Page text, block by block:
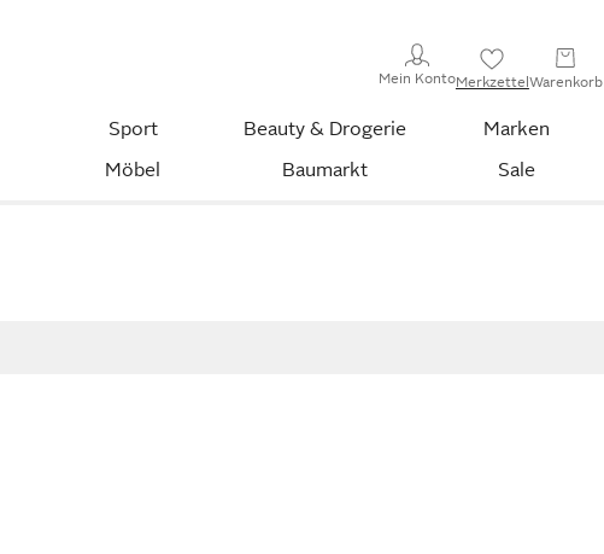
Mein KontoMerkzettelWarenkorb
Sport Beauty & Drogerie
Marken
Möbel Baumarkt Sale